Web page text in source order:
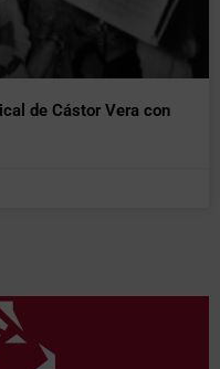
de Cástor Vera con